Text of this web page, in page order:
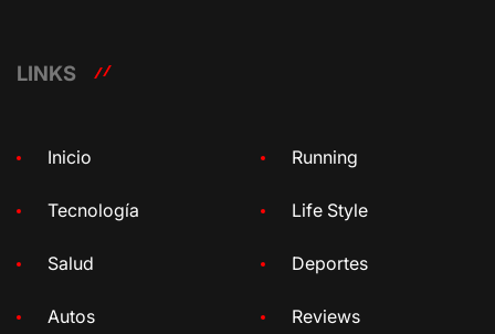
LINKS
Inicio Running
Tecnología Life Style
Salud Deportes
Autos Reviews